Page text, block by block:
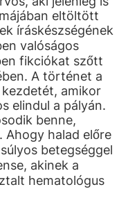
eltöltött
íráskészségének
valóságos
fikciókat szőtt
A történet a
amikor
elindul a pályán.
benne,
Ahogy halad előre
betegséggel
akinek a
hematológus